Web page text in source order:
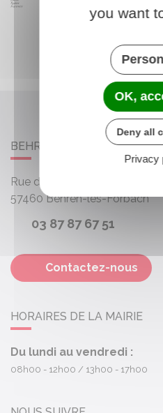
BEHREN-LÈS-FORBACH
Rue des Roses
57460Behren-lès-Forbach
03 87 87 67 51
Contactez-nous
HORAIRES DE LA MAIRIE
Du lundi au vendredi :
08h00 - 12h00 13h00 - 17h00
you want
OK,
Deny all
Privacy